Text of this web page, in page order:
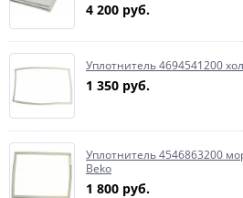
4 200 руб.
Уплотнитель 4694541200
1 350 руб.
Уплотнитель 4546863200
Beko
1 800 руб.